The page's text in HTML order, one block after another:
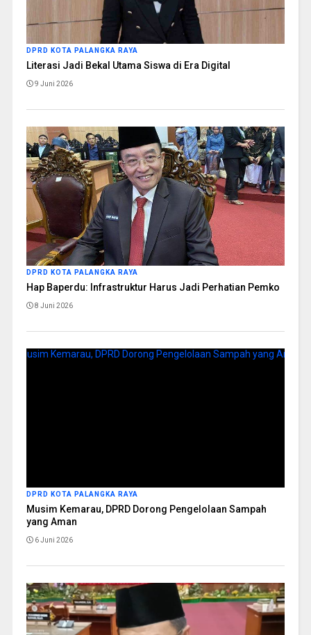
DPRD KOTA PALANGKA RAYA
Literasi Jadi Bekal Utama Siswa di Era Digital
9 Juni 2026
DPRD KOTA PALANGKA RAYA
Hap Baperdu: Infrastruktur Harus Jadi Perhatian Pemko
8 Juni 2026
DPRD KOTA PALANGKA RAYA
Musim Kemarau, DPRD Dorong Pengelolaan Sampah
yang Aman
6 Juni 2026